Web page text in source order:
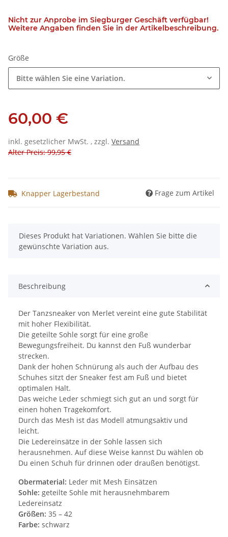
Nicht zur Anprobe im Siegburger Geschäft verfügbar!
Weitere Angaben finden Sie in der Artikelbeschreibung.
Größe
Bitte wählen Sie eine Variation.
60,00 €
inkl. gesetzlicher MwSt. , zzgl. Versand
Alter Preis: 99,95 €
Knapper Lagerbestand Frage zum Artikel
x
Dieses Produkt hat Variationen. Wählen Sie bitte die
gewünschte Variation aus.
Beschreibung
Der Tanzsneaker von Merlet vereint eine gute Stabilität
mit hoher Flexibilität.
Die geteilte Sohle sorgt für eine große
Bewegungsfreiheit. Du kannst den Fuß wunderbar
strecken.
Dank der hohen Schnürung als auch der Aufbau des
Schuhes sitzt der Sneaker fest am Fuß und bietet
optimalen Halt.
Das weiche Leder schmiegt sich gut an und sorgt für
einen hohen Tragekomfort.
Durch das Mesh ist das Modell atmungsaktiv und
leicht.
Die Ledereinsätze in der Sohle lassen sich
herausnehmen. Auf diese Weise kannst Du wählen ob
Du einen Schuh für drinnen oder draußen benötigst.
Obermaterial: Leder mit Mesh Einsätzen
Sohle: geteilte Sohle mit herausnehmbarem
Ledereinsatz
Größen: 35 – 42
Farbe: schwarz